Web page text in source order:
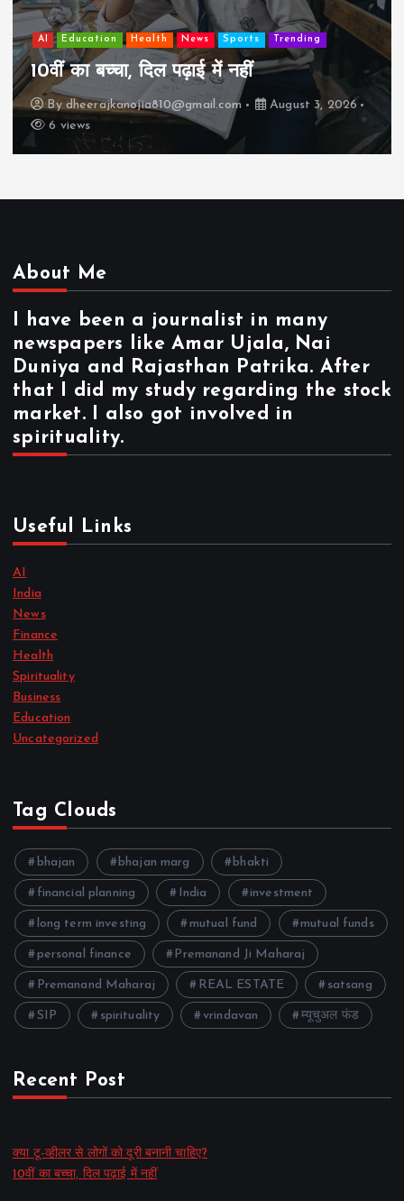
3, 2026
AI Education Lifestyle Mutual fund
झुग्गी में रहने वाला 10,000 कमाने वाले
कैसे “बड़ा आदमी” बन सकता है?
Bydheerajkanojia810@gmail.com
17 views
About Me
I have been a journalist in many
newspapers like Amar Ujala, Nai
Duniya and Rajasthan Patrika. After
that I did my study regarding the stock
market. I also got involved in
spirituality.
Useful Links
AI
India
News
Finance
Health
Spirituality
Business
Education
Uncategorized
Tag Clouds
bhajan bhajan marg bhakti
financial planning India investment
long term investing mutual fund mutual funds
personal finance Premanand Ji Maharaj
Premanand Maharaj REAL ESTATE satsang
SIP spirituality vrindavan म्यूचुअल फंड
Recent Post
क्या टू-व्हीलर से लोगों को दूरी बनानी चाहिए?
10वीं का बच्चा, दिल पढ़ाई में नहीं